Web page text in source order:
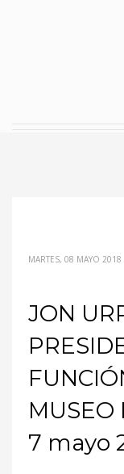
MARTES, 08 MAYO 2018
JON
MUSEO
7 mayo